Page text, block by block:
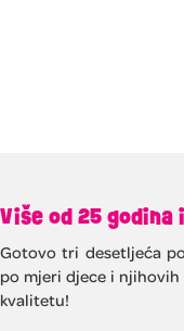
Više od 25 godina
Gotovo tri desetljeća
po mjeri djece i njihovih
kvalitetu!